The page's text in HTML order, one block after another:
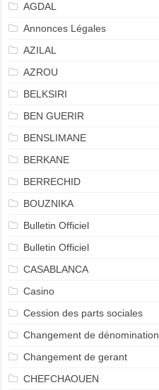
AGDAL
Annonces Légales
AZILAL
AZROU
BELKSIRI
BEN GUERIR
BENSLIMANE
BERKANE
BERRECHID
BOUZNIKA
Bulletin Officiel
Bulletin Officiel
CASABLANCA
Casino
Cession des parts sociales
Changement de dénomination
Changement de gerant
CHEFCHAOUEN